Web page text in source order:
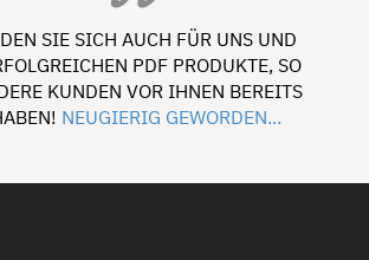
SIE SICH AUCH FÜR UNS UND
PDF PRODUKTE, SO
KUNDEN VOR IHNEN BEREITS
NEUGIERIG GEWORDEN...